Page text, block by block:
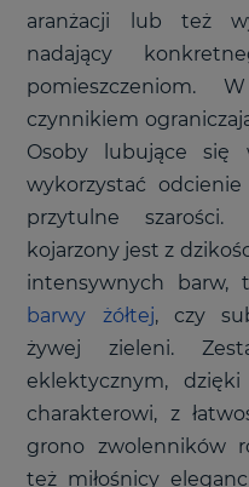
aranżacji lub też
nadający
pomieszczeniom.
czynnikiem
Osoby lubujące się
wykorzystać
przytulne
kojarzony jest z
intensywnych barw,
barwy żółtej, czy
żywej zieleni.
eklektycznym,
charakterowi, z
grono zwolenników
też miłośnicy